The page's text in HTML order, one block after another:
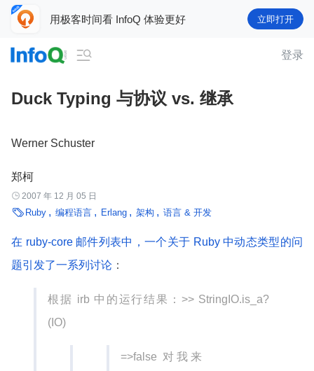
用极客时间看 InfoQ 体验更好 立即打开
 登录
Duck Typing 与协议 vs. 继承
Werner Schuster
郑柯
 2007 年 12 月 05 日
 Ruby 编程语言 Erlang 架构 语言 & 开发
在 ruby-core 邮件列表中，一个关于 Ruby 中动态类型的问
题引发了一系列讨论 ：
根据 irb 中的运行结果：>> StringIO.is_a?
(IO)
=>false 对我来